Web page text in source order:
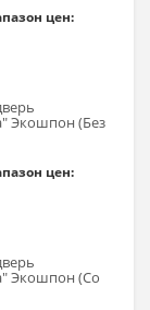
цен:
Экошпон (Без
цен:
Экошпон (Со